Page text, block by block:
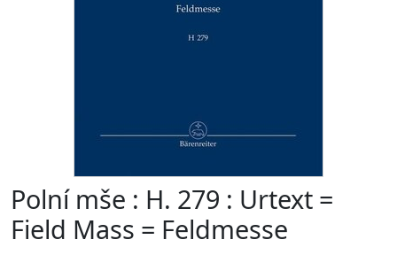
Polní mše : H. 279 : Urtext =
Field Mass = Feldmesse